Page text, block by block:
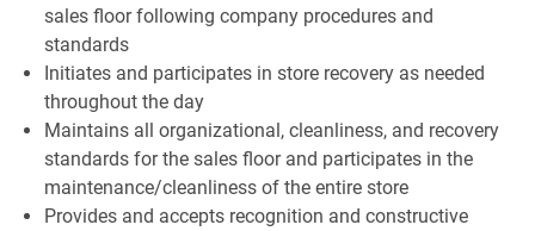
sales floor following company procedures and
standards
Initiates and participates in store recovery as needed
throughout the day
Maintains all organizational, cleanliness, and recovery
standards for the sales floor and participates in the
maintenance/cleanliness of the entire store
Provides and accepts recognition and constructive